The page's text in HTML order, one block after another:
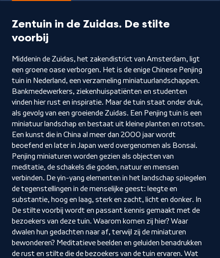
Zentuin in de Zuidas. De stilte
voorbij
Middenin de Zuidas, het zakendistrict van Amsterdam, ligt
een groene oase verborgen. Het is de enige Chinese Penjing
tuin in Nederland, een verzameling miniatuurlandschappen.
Bankmedewerkers, ziekenhuispatiënten en studenten
vinden hier rust en inspiratie. Maar de tuin staat onder druk,
als gevolg van een groeiende Zuidas. Een Penjing tuin is een
miniatuur landschap en bestaat uit kleine planten en rotsen.
Een kunst die in China al meer dan 2000 jaar wordt
beoefend en later in Japan werd overgenomen als Bonsai.
Penjing miniaturen worden gezien als objecten van
meditatie, de schakels die goden, natuur en mensen
verbinden. De yin-yang elementen in het landschap spiegelen
de tegenstellingen in de menselijke geest: leegte en
substantie, hoog en laag, sterk en zacht, licht en donker. In
De stilte voorbij wordt en passant kennis gemaakt met de
bezoekers van deze tuin. Waarom komen zij hier? Waar
dwalen hun gedachten naar af, terwijl zij de miniaturen
bewonderen? Meditatieve beelden en geluiden benadrukken
de rust en stilte die de bezoekers van de tuin ervaren. Wat